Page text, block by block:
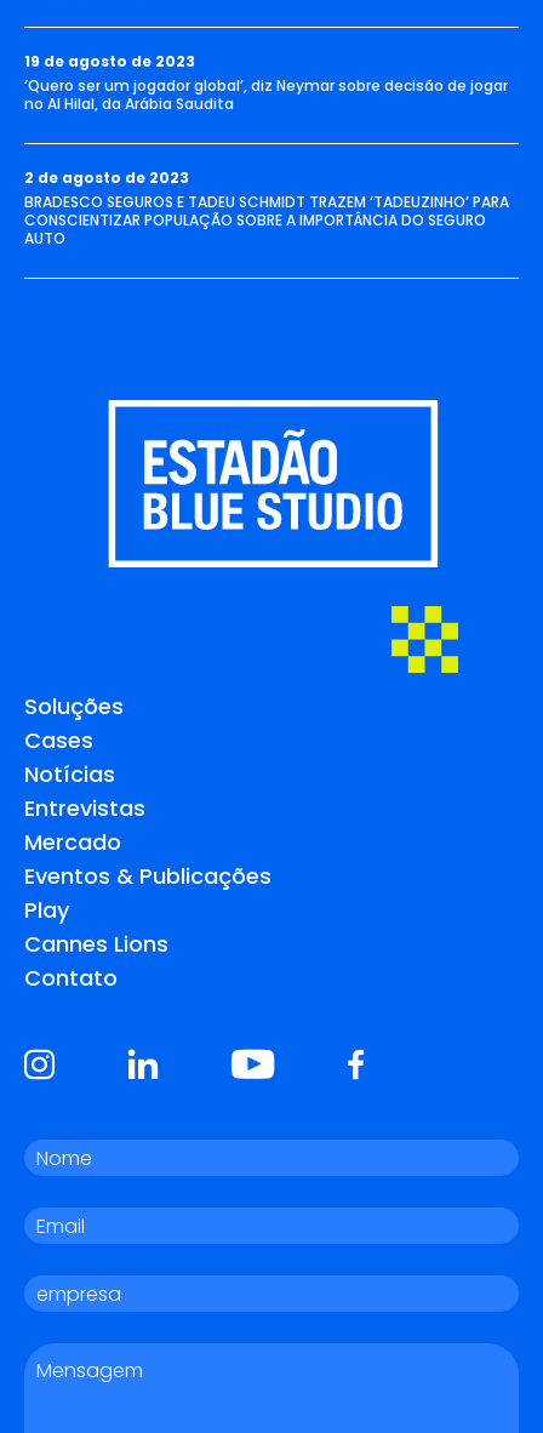
19 de agosto de 2023
‘Quero ser um jogador global’, diz Neymar sobre decisão de jogar
no Al Hilal, da Arábia Saudita
2 de agosto de 2023
BRADESCO SEGUROS E TADEU SCHMIDT TRAZEM ‘TADEUZINHO’ PARA
CONSCIENTIZAR POPULAÇÃO SOBRE A IMPORTÂNCIA DO SEGURO
AUTO
Soluções
Cases
Notícias
Entrevistas
Mercado
Eventos & Publicações
Play
Cannes Lions
Contato